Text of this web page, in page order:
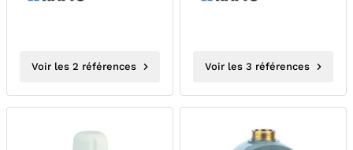
Voir les 2 références Voir les 3 références